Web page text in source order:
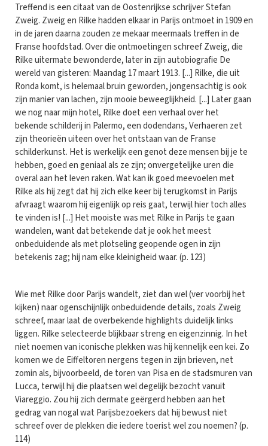
Treffend is een citaat van de Oostenrijkse schrijver Stefan
Zweig. Zweig en Rilke hadden elkaar in Parijs ontmoet in 1909 en
in de jaren daarna zouden ze mekaar meermaals treffen in de
Franse hoofdstad. Over die ontmoetingen schreef Zweig, die
Rilke uitermate bewonderde, later in zijn autobiografie De
wereld van gisteren: Maandag 17 maart 1913. [...] Rilke, die uit
Ronda komt, is helemaal bruin geworden, jongensachtig is ook
zijn manier van lachen, zijn mooie beweeglijkheid. [...] Later gaan
we nog naar mijn hotel, Rilke doet een verhaal over het
bekende schilderij in Palermo, een dodendans, Verhaeren zet
zijn theorieën uiteen over het ontstaan van de Franse
schilderkunst. Het is werkelijk een genot deze mensen bij je te
hebben, goed en geniaal als ze zijn; onvergetelijke uren die
overal aan het leven raken. Wat kan ik goed meevoelen met
Rilke als hij zegt dat hij zich elke keer bij terugkomst in Parijs
afvraagt waarom hij eigenlijk op reis gaat, terwijl hier toch alles
te vinden is! [...] Het mooiste was met Rilke in Parijs te gaan
wandelen, want dat betekende dat je ook het meest
onbeduidende als met plotseling geopende ogen in zijn
betekenis zag; hij nam elke kleinigheid waar. (p. 123)
Wie met Rilke door Parijs wandelt, ziet dan wel (ver voorbij het
kijken) naar ogenschijnlijk onbeduidende details, zoals Zweig
schreef, maar laat de overbekende highlights duidelijk links
liggen. Rilke selecteerde blijkbaar streng en eigenzinnig. In het
niet noemen van iconische plekken was hij kennelijk een kei. Zo
komen we de Eiffeltoren nergens tegen in zijn brieven, net
zomin als, bijvoorbeeld, de toren van Pisa en de stadsmuren van
Lucca, terwijl hij die plaatsen wel degelijk bezocht vanuit
Viareggio. Zou hij zich dermate geërgerd hebben aan het
gedrag van nogal wat Parijsbezoekers dat hij bewust niet
schreef over de plekken die iedere toerist wel zou noemen? (p.
114)